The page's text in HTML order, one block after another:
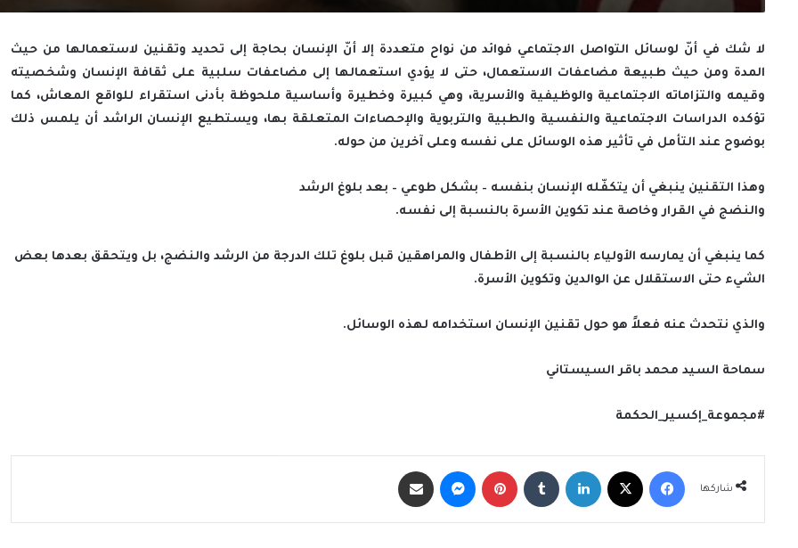
لا شك في أنّ لوسائل التواصل الاجتماعي فوائد من نواح متعددة إلا أنّ الإنسان بحاجة إلى تحديد وتقنين لاستعمالها من حيث
المدة ومن حيث طبيعة مضاعفات الاستعمال، حتى لا يؤدي استعمالها إلى مضاعفات سلبية على ثقافة الإنسان وشخصيته
وقيمه والتزاماته الاجتماعية والوظيفية والأسرية، وهي كبيرة وخطيرة وأساسية ملحوظة بأدنى استقراء للواقع المعاش، كما
تؤكده الدراسات الاجتماعية والنفسية والطبية والتربوية والإحصاءات المتعلقة بها، ويستطيع الإنسان الراشد أن يلمس ذلك
بوضوح عند التأمل في تأثير هذه الوسائل على نفسه وعلى آخرين من حوله.
وهذا التقنين ينبغي أن يتكفّله الإنسان بنفسه – بشكل طوعي – بعد بلوغ الرشد
والنضج في القرار وخاصة عند تكوين الأسرة بالنسبة إلى نفسه.
كما ينبغي أن يمارسه الأولياء بالنسبة إلى الأطفال والمراهقين قبل بلوغ تلك الدرجة من الرشد والنضج، بل ويتحقق بعدها بعض
الشيء حتى الاستقلال عن الوالدين وتكوين الأسرة.
والذي نتحدث عنه فعلاً هو حول تقنين الإنسان استخدامه لهذه الوسائل.
سماحة السيد محمد باقر السيستاني
#مجموعة_إكسير_الحكمة
شاركها